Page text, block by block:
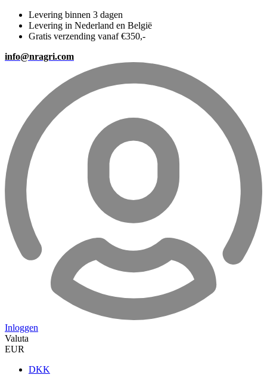
Levering binnen 3 dagen
Levering in Nederland en België
Gratis verzending vanaf €350,-
info@nragri.com
Inloggen
Valuta
EUR
DKK